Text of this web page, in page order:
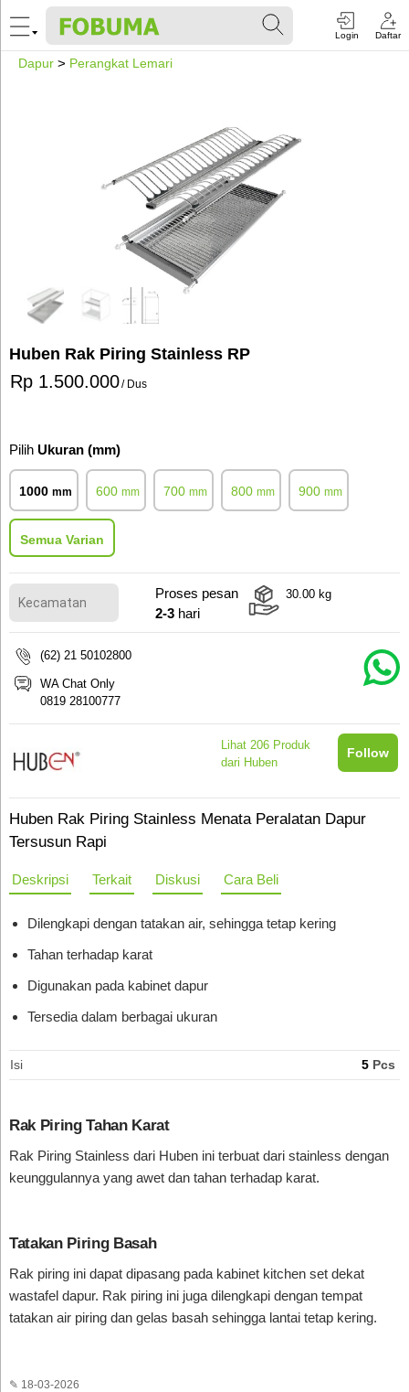
Login Daftar
Dapur > Perangkat Lemari
Huben Rak Piring Stainless RP
Rp 1.500.000/ Dus
Pilih Ukuran (mm)
1000 mm 600 mm 700 mm 800 mm 900 mm
Semua Varian
Proses pesan
2-3 hari
30.00 kg
(62) 21 50102800
WA Chat Only
0819 28100777
Lihat 206 Produk
dari Huben
Follow
Huben Rak Piring Stainless Menata Peralatan Dapur
Tersusun Rapi
Deskripsi Terkait Diskusi Cara Beli
Dilengkapi dengan tatakan air, sehingga tetap kering
Tahan terhadap karat
Digunakan pada kabinet dapur
Tersedia dalam berbagai ukuran
Isi 5 Pcs
Rak Piring Tahan Karat
Rak Piring Stainless dari Huben ini terbuat dari stainless dengan
keunggulannya yang awet dan tahan terhadap karat.
Tatakan Piring Basah
Rak piring ini dapat dipasang pada kabinet kitchen set dekat
wastafel dapur. Rak piring ini juga dilengkapi dengan tempat
tatakan air piring dan gelas basah sehingga lantai tetap kering.
✎ 18-03-2026